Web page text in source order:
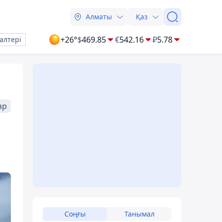
Алматы Қаз
+26°$469.85 €542.16 ₽5.78
Соңғы Танымал